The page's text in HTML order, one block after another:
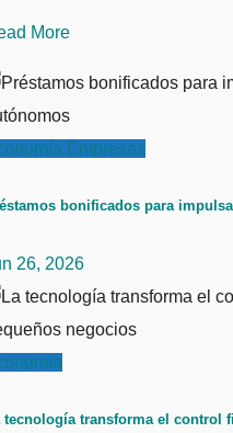
More
Empresas
bonificados para
26, 2026
tecnología transforma el control